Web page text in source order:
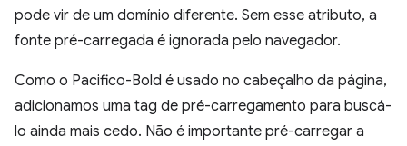
pode vir de um domínio diferente. Sem esse atributo, a
fonte pré-carregada é ignorada pelo navegador.
Como o Pacifico-Bold é usado no cabeçalho da página,
adicionamos uma tag de pré-carregamento para buscá-
lo ainda mais cedo. Não é importante pré-carregar a